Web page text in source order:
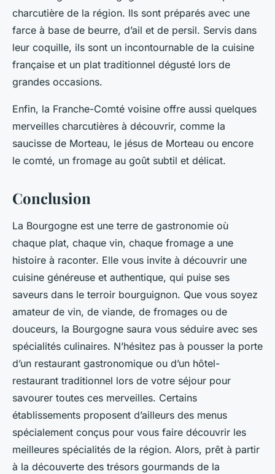
charcutière de la région. Ils sont préparés avec une
farce à base de beurre, d’ail et de persil. Servis dans
leur coquille, ils sont un incontournable de la cuisine
française et un plat traditionnel dégusté lors de
grandes occasions.
Enfin, la Franche-Comté voisine offre aussi quelques
merveilles charcutières à découvrir, comme la
saucisse de Morteau, le jésus de Morteau ou encore
le comté, un fromage au goût subtil et délicat.
Conclusion
La Bourgogne est une terre de gastronomie où
chaque plat, chaque vin, chaque fromage a une
histoire à raconter. Elle vous invite à découvrir une
cuisine généreuse et authentique, qui puise ses
saveurs dans le terroir bourguignon. Que vous soyez
amateur de vin, de viande, de fromages ou de
douceurs, la Bourgogne saura vous séduire avec ses
spécialités culinaires. N’hésitez pas à pousser la porte
d’un restaurant gastronomique ou d’un hôtel-
restaurant traditionnel lors de votre séjour pour
savourer toutes ces merveilles. Certains
établissements proposent d’ailleurs des menus
spécialement conçus pour vous faire découvrir les
meilleures spécialités de la région. Alors, prêt à partir
à la découverte des trésors gourmands de la